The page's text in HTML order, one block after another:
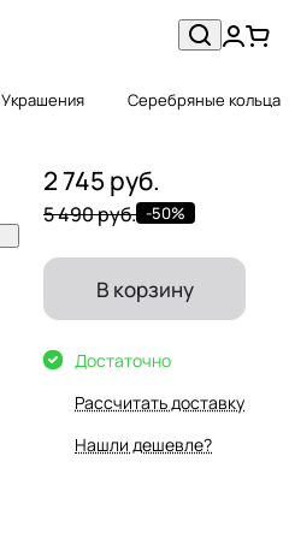
Украшения Серебряные кольца
2 745 руб.
5 490 руб. -50%
В корзину
Достаточно
Рассчитать доставку
Нашли дешевле?